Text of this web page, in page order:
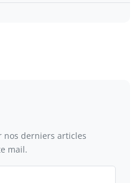
nos derniers articles
mail.